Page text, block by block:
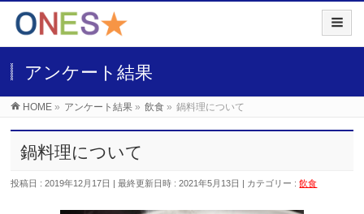
アンケート結果
HOME » アンケート結果 » 飲食 » 鍋料理について
鍋料理について
投稿日 : 2019年12月17日 最終更新日時 : 2021年5月13日 カテゴリー :飲食